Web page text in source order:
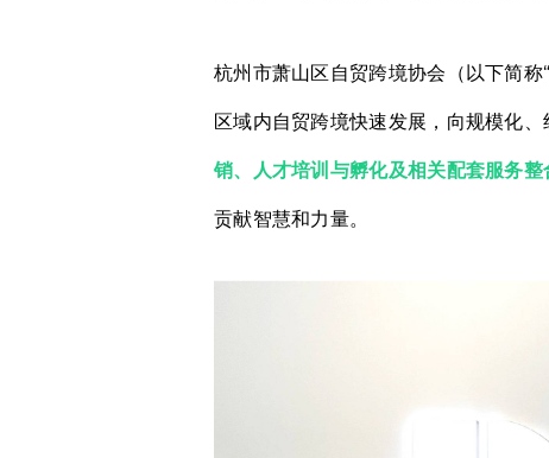
杭州市萧山区自贸跨境协会（以下简
区域内自贸跨境快速发展，向规模化
销、人才培训与孵化及相关配套服务
贡献智慧和力量。